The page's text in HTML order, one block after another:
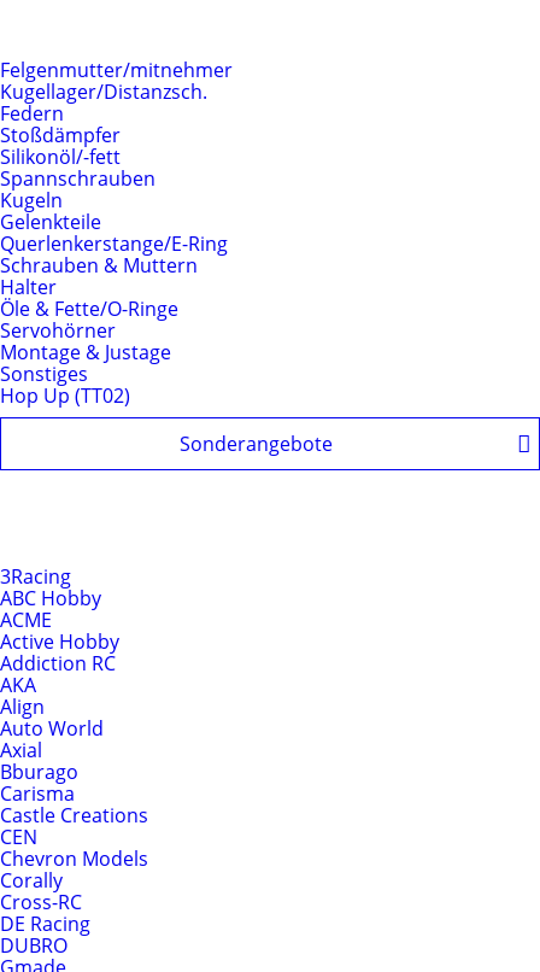
Felgenmutter/mitnehmer
Kugellager/Distanzsch.
Federn
Stoßdämpfer
Silikonöl/-fett
Spannschrauben
Kugeln
Gelenkteile
Querlenkerstange/E-Ring
Schrauben & Muttern
Halter
Öle & Fette/O-Ringe
Servohörner
Montage & Justage
Sonstiges
Hop Up (TT02)
Sonderangebote
3Racing
ABC Hobby
ACME
Active Hobby
Addiction RC
AKA
Align
Auto World
Axial
Bburago
Carisma
Castle Creations
CEN
Chevron Models
Corally
Cross-RC
DE Racing
DUBRO